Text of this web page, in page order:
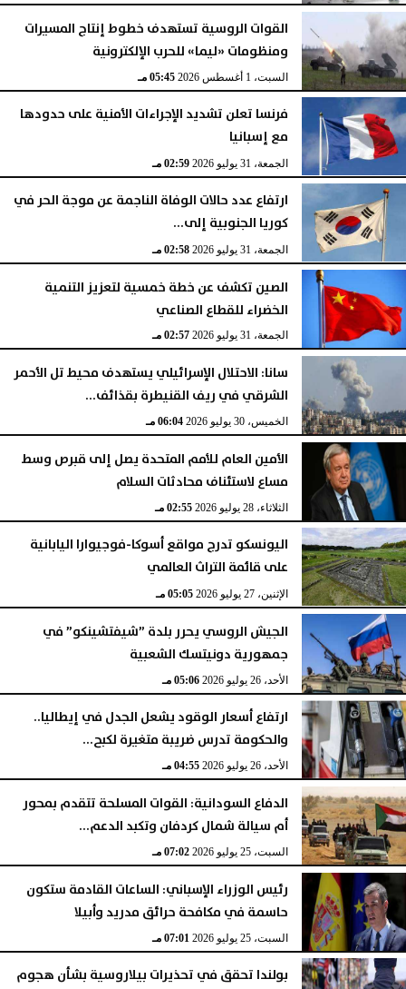
القوات الروسية تستهدف خطوط إنتاج المسيرات
ومنظومات «ليما» للحرب الإلكترونية
السبت، 1 أغسطس 2026 05:45 مـ
فرنسا تعلن تشديد الإجراءات الأمنية على حدودها
مع إسبانيا
الجمعة، 31 يوليو 2026 02:59 مـ
ارتفاع عدد حالات الوفاة الناجمة عن موجة الحر في
كوريا الجنوبية إلى...
الجمعة، 31 يوليو 2026 02:58 مـ
الصين تكشف عن خطة خمسية لتعزيز التنمية
الخضراء للقطاع الصناعي
الجمعة، 31 يوليو 2026 02:57 مـ
سانا: الاحتلال الإسرائيلي يستهدف محيط تل الأحمر
الشرقي في ريف القنيطرة بقذائف...
الخميس، 30 يوليو 2026 06:04 مـ
الأمين العام للأمم المتحدة يصل إلى قبرص وسط
مساع لاستئناف محادثات السلام
الثلاثاء، 28 يوليو 2026 02:55 مـ
اليونسكو تدرج مواقع أسوكا-فوجيوارا اليابانية
على قائمة التراث العالمي
الإثنين، 27 يوليو 2026 05:05 مـ
الجيش الروسي يحرر بلدة ”شيفتشينكو” في
جمهورية دونيتسك الشعبية
الأحد، 26 يوليو 2026 05:06 مـ
ارتفاع أسعار الوقود يشعل الجدل في إيطاليا..
والحكومة تدرس ضريبة متغيرة لكبح...
الأحد، 26 يوليو 2026 04:55 مـ
الدفاع السودانية: القوات المسلحة تتقدم بمحور
أم سيالة شمال كردفان وتكبد الدعم...
السبت، 25 يوليو 2026 07:02 مـ
رئيس الوزراء الإسباني: الساعات القادمة ستكون
حاسمة في مكافحة حرائق مدريد وأبيلا
السبت، 25 يوليو 2026 07:01 مـ
بولندا تحقق في تحذيرات بيلاروسية بشأن هجوم